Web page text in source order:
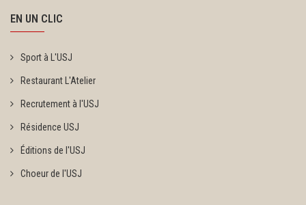
EN UN CLIC
Sport à L'USJ
Restaurant L'Atelier
Recrutement à l'USJ
Résidence USJ
Éditions de l'USJ
Choeur de l'USJ